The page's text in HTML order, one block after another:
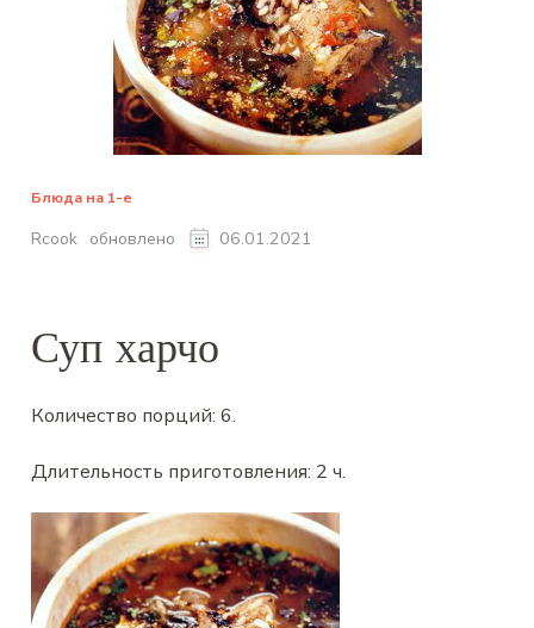
Блюда на 1-е
Rcook обновлено 06.01.2021
Суп харчо
Количество порций:6.
Длительность приготовления: 2 ч.